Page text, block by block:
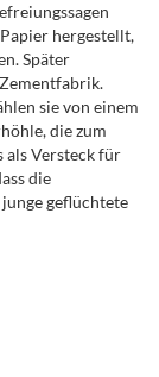
hergestellt,
Später
sie von einem
die zum
als Versteck für
die
geflüchtete